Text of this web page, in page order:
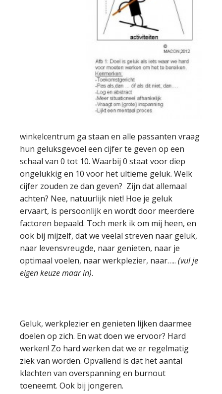
winkelcentrum ga staan en alle passanten vraag
hun geluksgevoel een cijfer te geven op een
schaal van 0 tot 10. Waarbij 0 staat voor diep
ongelukkig en 10 voor het ultieme geluk. Welk
cijfer zouden ze dan geven? Zijn dat allemaal
achten? Nee, natuurlijk niet! Hoe je geluk
ervaart, is persoonlijk en wordt door meerdere
factoren bepaald. Toch merk ik om mij heen, en
ook bij mijzelf, dat we veelal streven naar geluk,
naar levensvreugde, naar genieten, naar je
optimaal voelen, naar werkplezier, naar….. (vul je
eigen keuze maar in).
Geluk, werkplezier en genieten lijken daarmee
doelen op zich. En wat doen we ervoor? Hard
werken! Zo hard werken dat we er regelmatig
ziek van worden. Opvallend is dat het aantal
klachten van overspanning en burnout
toeneemt. Ook bij jongeren.